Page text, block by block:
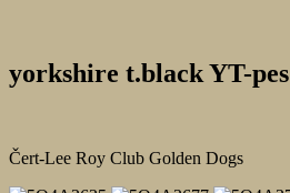
yorkshire t.black YT-pes
Čert-Lee Roy Club Golden Dogs